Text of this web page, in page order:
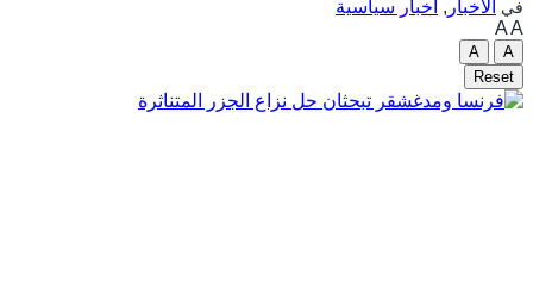
في الأخبار , أخبار سياسية
AA
A
A
Reset